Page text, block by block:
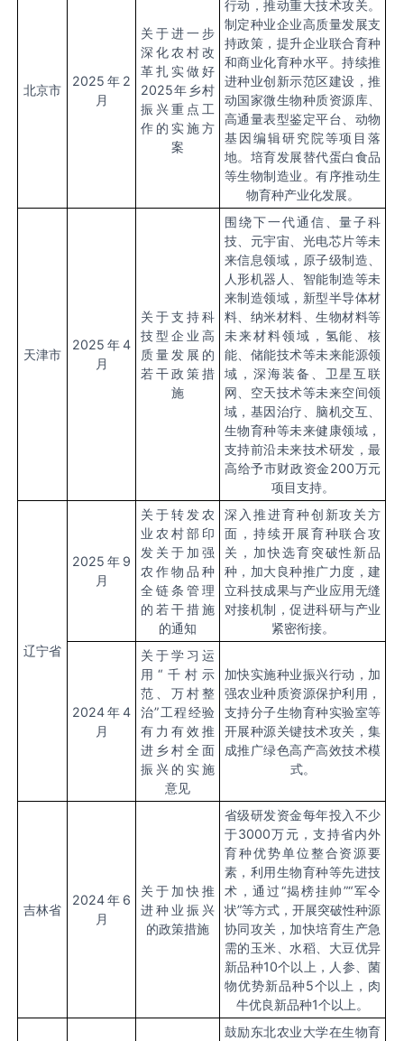
北京市
2025 年 2
月
关于进一步
深化农村改
革扎实做好
2025年乡村
振兴重点工
作的实施方
案
行动，推动重大技术攻关。
制定种业企业高质量发展支
持政策，提升企业联合育种
和商业化育种水平。持续推
进种业创新示范区建设，推
动国家微生物种质资源库、
高通量表型鉴定平台、动物
基因编辑研究院等项目落
地。培育发展替代蛋白食品
等生物制造业。有序推动生
物育种产业化发展。
天津市
2025 年4
月
关于支持科
技型企业高
质量发展的
若干政策措
施
围绕下一代通信、量子科
技、元宇宙、光电芯片等未
来信息领域，原子级制造、
人形机器人、智能制造等未
来制造领域，新型半导体材
料、纳米材料、生物材料等
未来材料领域，氢能、核
能、储能技术等未来能源领
域，深海装备、卫星互联
网、空天技术等未来空间领
域，基因治疗、脑机交互、
生物育种等未来健康领域，
支持前沿未来技术研发，最
高给予市财政资金200万元
项目支持。
辽宁省
2025 年 9
月
关于转发农
业农村部印
发关于加强
农作物品种
全链条管理
的若干措施
的通知
深入推进育种创新攻关方
面，持续开展育种联合攻
关，加快选育突破性新品
种，加大良种推广力度，建
立科技成果与产业应用无缝
对接机制，促进科研与产业
紧密衔接。
2024年4
月
关于学习运
用“千村示
范、万村整
治”工程经验
有力有效推
进乡村全面
振兴的实施
意见
加快实施种业振兴行动，加
强农业种质资源保护利用，
支持分子生物育种实验室等
开展种源关键技术攻关，集
成推广绿色高产高效技术模
式。
吉林省
2024年 6
月
关于加快推
进种业振兴
的政策措施
省级研发资金每年投入不少
于3000万元，支持省内外
育种优势单位整合资源要
素，利用生物育种等先进技
术，通过“揭榜挂帅”“军令
状”等方式，开展突破性种源
协同攻关，加快培育生产急
需的玉米、水稻、大豆优异
新品种10个以上，人参、菌
物优势新品种5个以上，肉
牛优良新品种1个以上。
鼓励东北农业大学在生物育